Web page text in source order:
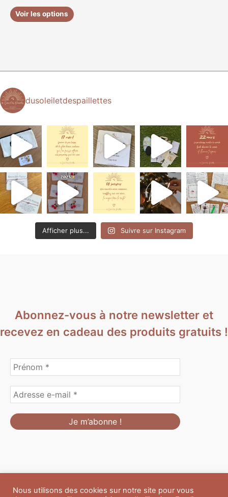
Voir les options
produit
dusoleiletdespaillettes
Afficher plus... Suivre sur Instagram
Abonnez-vous à notre newsletter et
recevez en cadeau des produits gratuits !
Formulaire de personnalisation Contact Boutique
Nous utilisons des cookies sur notre site pour vous